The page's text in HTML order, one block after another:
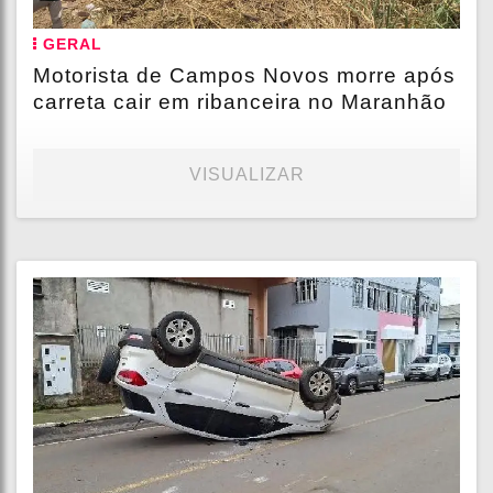
GERAL
Motorista de Campos Novos morre após
carreta cair em ribanceira no Maranhão
VISUALIZAR